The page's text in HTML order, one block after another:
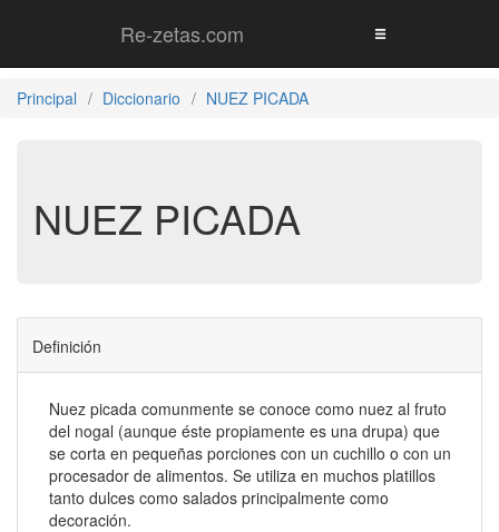
Re-zetas.com
Principal Diccionario NUEZ PICADA
NUEZ PICADA
Definición
Nuez picada comunmente se conoce como nuez al fruto
del nogal (aunque éste propiamente es una drupa) que
se corta en pequeñas porciones con un cuchillo o con un
procesador de alimentos. Se utiliza en muchos platillos
tanto dulces como salados principalmente como
decoración.